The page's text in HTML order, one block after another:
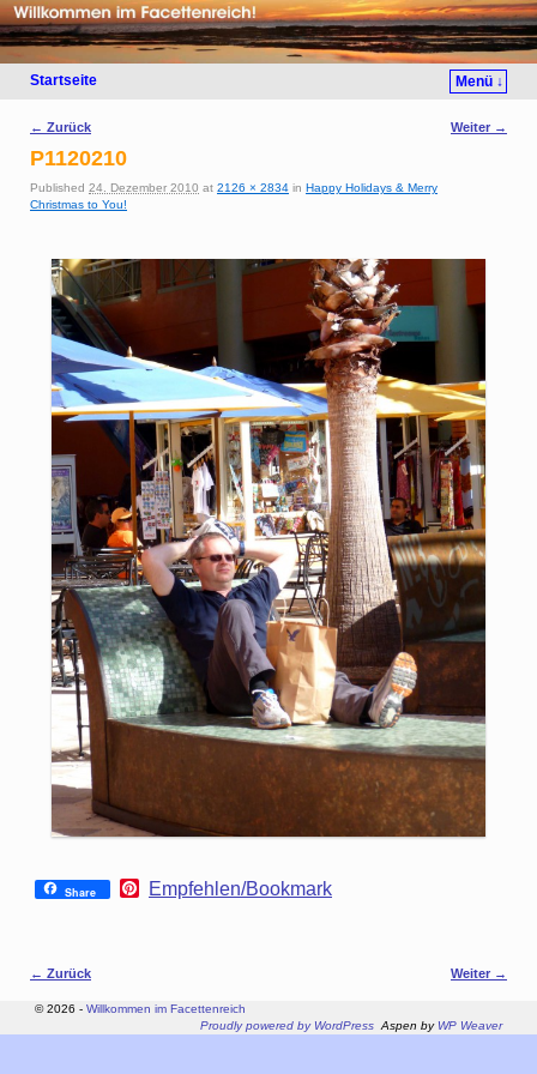
Startseite Menü ↓
Bilder-Navigation
← Zurück Weiter →
P1120210
Published 24. Dezember 2010 at 2126 × 2834 in Happy Holidays & Merry
Christmas to You!
Share
P
e
t
Empfehlen/Bookmark
Bilder-Navigation
← Zurück Weiter →
© 2026 - Willkommen im Facettenreich
Proudly powered by WordPress Aspen by WP Weaver